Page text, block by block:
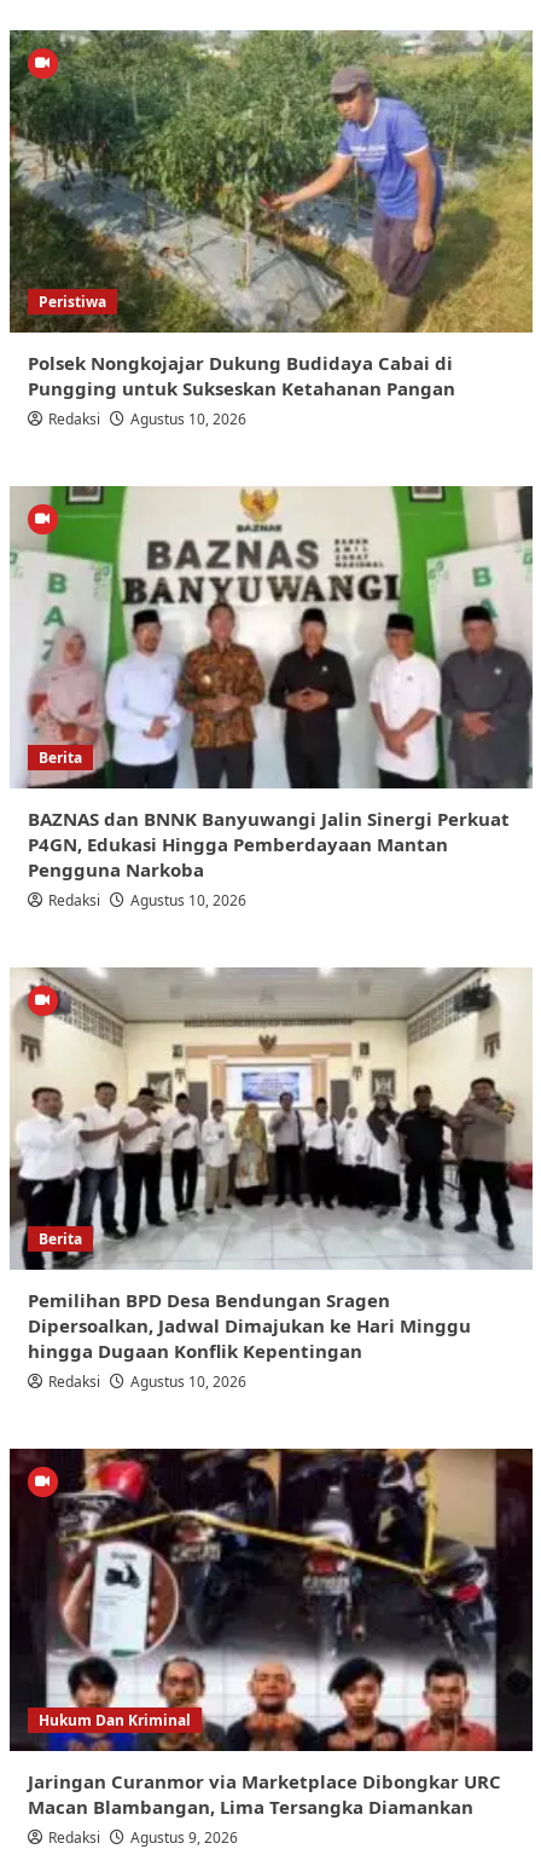
Peristiwa
Polsek Nongkojajar Dukung Budidaya Cabai di
Pungging untuk Sukseskan Ketahanan Pangan
Redaksi Agustus 10, 2026
Berita
BAZNAS dan BNNK Banyuwangi Jalin Sinergi Perkuat
P4GN, Edukasi Hingga Pemberdayaan Mantan
Pengguna Narkoba
Redaksi Agustus 10, 2026
Berita
Pemilihan BPD Desa Bendungan Sragen
Dipersoalkan, Jadwal Dimajukan ke Hari Minggu
hingga Dugaan Konflik Kepentingan
Redaksi Agustus 10, 2026
Hukum Dan Kriminal
Jaringan Curanmor via Marketplace Dibongkar URC
Macan Blambangan, Lima Tersangka Diamankan
Redaksi Agustus 9, 2026